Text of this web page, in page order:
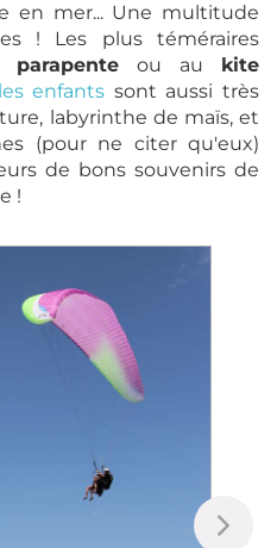
en mer... Une multitude
! Les plus téméraires
parapenteou au kite
enfants sont aussi très
labyrinthe de maïs, et
(pour ne citer qu'eux)
de bons souvenirs de
!